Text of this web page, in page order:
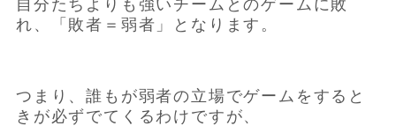
自分たちよりも強いチームとのゲームに敗
れ、「敗者＝弱者」となります。
つまり、誰もが弱者の立場でゲームをすると
きが必ずでてくるわけですが、